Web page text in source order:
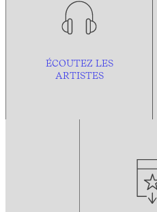
ÉCOUTEZ LES
ARTISTES